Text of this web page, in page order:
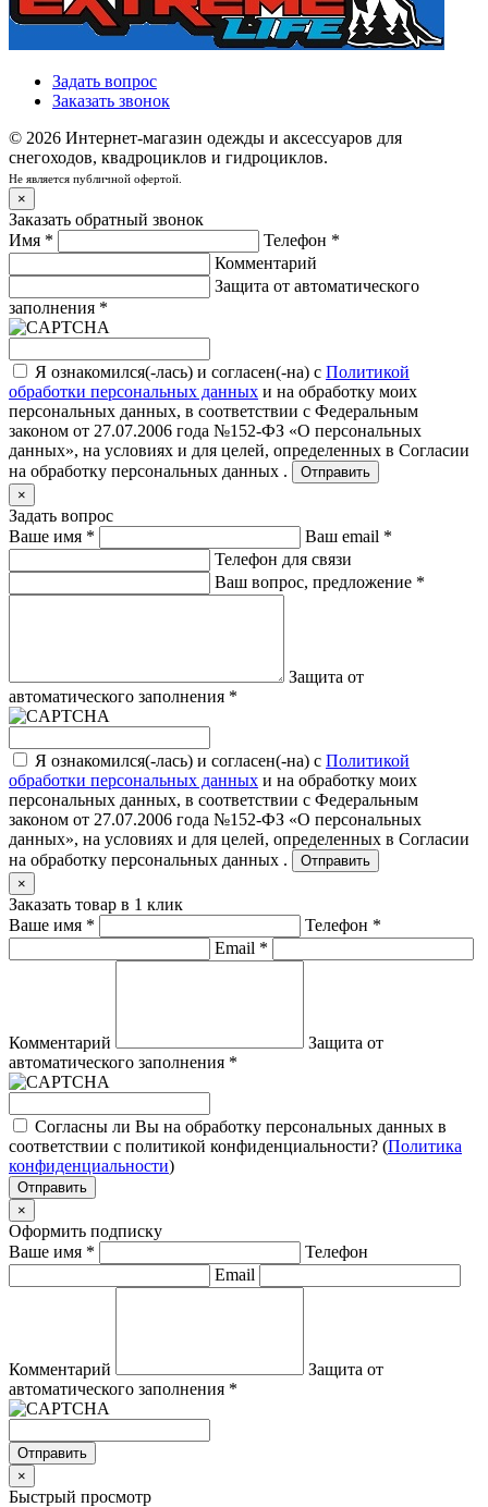
Задать вопрос
Заказать звонок
© 2026 Интернет-магазин одежды и аксессуаров для
снегоходов, квадроциклов и гидроциклов.
Не является публичной офертой.
×
Заказать обратный звонок
Имя * Телефон *
Комментарий
Защита от автоматического
заполнения *
Я ознакомился(-лась) и согласен(-на) с Политикой
обработки персональных данных и на обработку моих
персональных данных, в соответствии с Федеральным
законом от 27.07.2006 года №152-ФЗ «О персональных
данных», на условиях и для целей, определенных в Согласии
на обработку персональных данных .
Отправить
×
Задать вопрос
Ваше имя * Ваш email *
Телефон для связи
Ваш вопрос, предложение *
Защита от
автоматического заполнения *
Я ознакомился(-лась) и согласен(-на) с Политикой
обработки персональных данных и на обработку моих
персональных данных, в соответствии с Федеральным
законом от 27.07.2006 года №152-ФЗ «О персональных
данных», на условиях и для целей, определенных в Согласии
на обработку персональных данных .
Отправить
×
Заказать товар в 1 клик
Ваше имя * Телефон *
Email *
Комментарий
Защита от
автоматического заполнения *
Согласны ли Вы на обработку персональных данных в
соответствии с политикой конфиденциальности? (Политика
конфиденциальности)
Отправить
×
Оформить подписку
Ваше имя *
Телефон
Email
Комментарий
Защита от
автоматического заполнения *
Отправить
×
Быстрый просмотр